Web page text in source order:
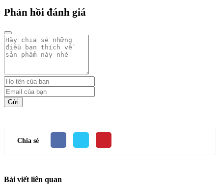
Phản hồi đánh giá
Gửi
Chia sẻ
Bài viết liên quan